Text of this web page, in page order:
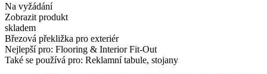
Na vyžádání
Zobrazit produkt
skladem
Březová překližka pro exteriér
Nejlepší pro: Flooring & Interior Fit-Out
Také se používá pro: Reklamní tabule, stojany